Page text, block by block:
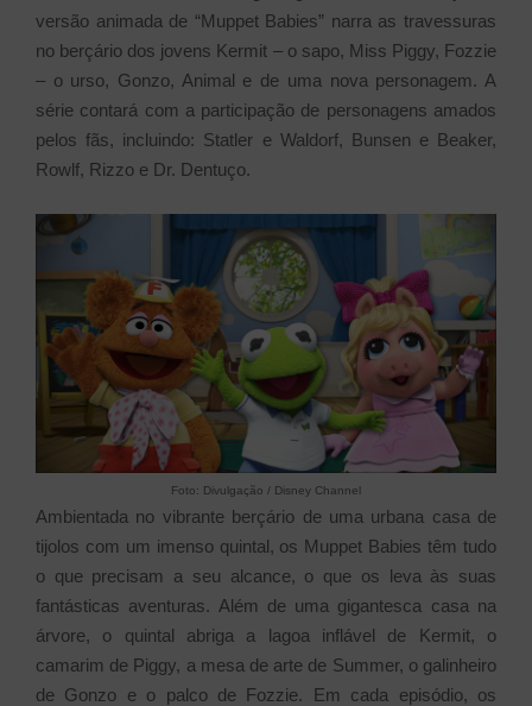
versão animada de “Muppet Babies” narra as travessuras
no berçário dos jovens Kermit – o sapo, Miss Piggy, Fozzie
– o urso, Gonzo, Animal e de uma nova personagem. A
série contará com a participação de personagens amados
pelos fãs, incluindo: Statler e Waldorf, Bunsen e Beaker,
Rowlf, Rizzo e Dr. Dentuço.
Foto: Divulgação / Disney Channel
Ambientada no vibrante berçário de uma urbana casa de
tijolos com um imenso quintal, os Muppet Babies têm tudo
o que precisam a seu alcance, o que os leva às suas
fantásticas aventuras. Além de uma gigantesca casa na
árvore, o quintal abriga a lagoa inflável de Kermit, o
camarim de Piggy, a mesa de arte de Summer, o galinheiro
de Gonzo e o palco de Fozzie. Em cada episódio, os